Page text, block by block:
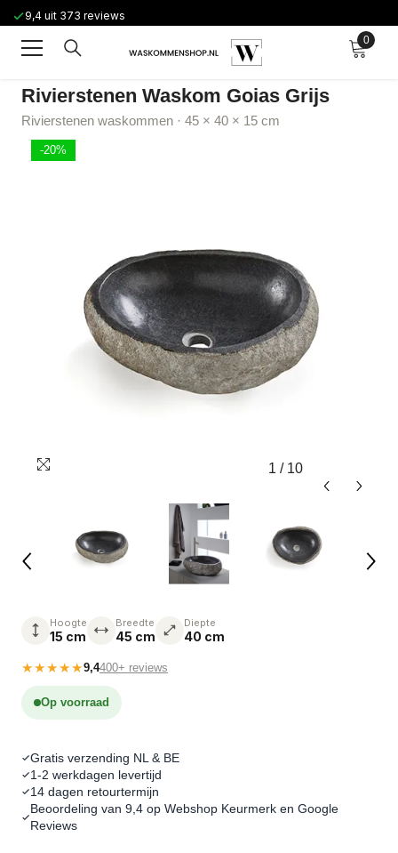
Ga naar de inhoud
9,4 uit 373 reviews
0
0
Rivierstenen Waskom Goias Grijs
Rivierstenen waskommen · 45 × 40 × 15 cm
-20%
1 / 10
Hoogte
15 cm
Breedte
45 cm
Diepte
40 cm
★★★★★9,4400+ reviews
Op voorraad
Gratis verzending NL & BE
1-2 werkdagen levertijd
14 dagen retourtermijn
Beoordeling van 9,4 op Webshop Keurmerk en Google
Reviews